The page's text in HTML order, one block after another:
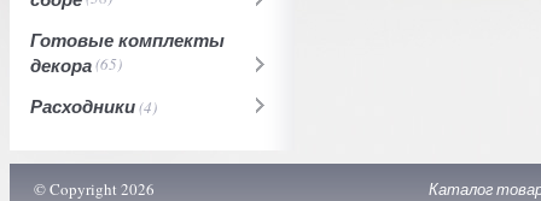
Готовые комплекты
декора(65)
Расходники(4)
© Copyright 2026 Каталог